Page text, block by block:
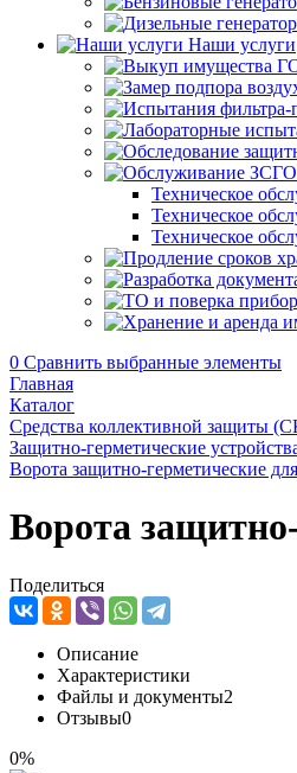
Наши услуги
Техническое
Техническое
Техническое
0 Сравнить выбранные элементы
Главная
Каталог
Средства коллективной защиты
Защитно-герметические
Ворота защитно-герметические
Ворота
Поделиться
Описание
Характеристики
Файлы и документы2
Отзывы0
0%